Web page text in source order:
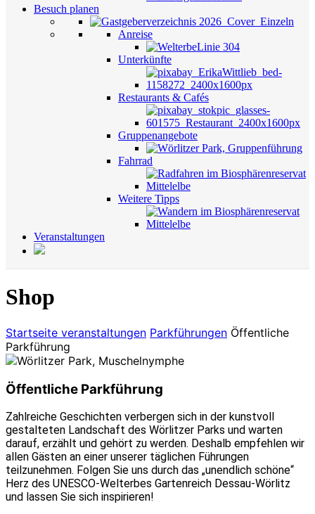
Besuch planen
Anreise
Unterkünfte
Restaurants & Cafés
Gruppenangebote
Fahrrad
Weitere Tipps
Veranstaltungen
Shop
Startseite veranstaltungen Parkführungen Öffentliche
Parkführung
Öffentliche Parkführung
Zahlreiche Geschichten verbergen sich in der kunstvoll
gestalteten Landschaft des Wörlitzer Parks und warten
darauf, erzählt und gehört zu werden. Deshalb empfehlen wir
allen Gästen an einer unserer täglichen Führungen
teilzunehmen. Folgen Sie uns durch das „unendlich schöne“
Herz des UNESCO-Welterbes Gartenreich Dessau-Wörlitz
und lassen Sie sich inspirieren!